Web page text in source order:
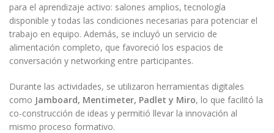
para el aprendizaje activo: salones amplios, tecnología
disponible y todas las condiciones necesarias para potenciar el
trabajo en equipo. Además, se incluyó un servicio de
alimentación completo, que favoreció los espacios de
conversación y networking entre participantes.
Durante las actividades, se utilizaron herramientas digitales
como Jamboard, Mentimeter, Padlet y Miro, lo que facilitó la
co-construcción de ideas y permitió llevar la innovación al
mismo proceso formativo.